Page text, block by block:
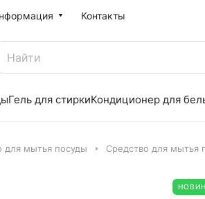
Контакты
Гель для стиркиКондиционер для
для мытья посуды Средство для мытья